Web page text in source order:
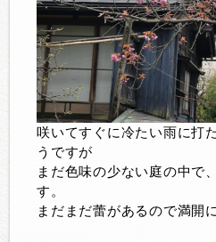
咲いてすぐに冷たい雨に打
うですが
まだ色味の少ない庭の中で
す。
まだまだ蕾があるので満開